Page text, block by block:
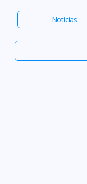
Notícias